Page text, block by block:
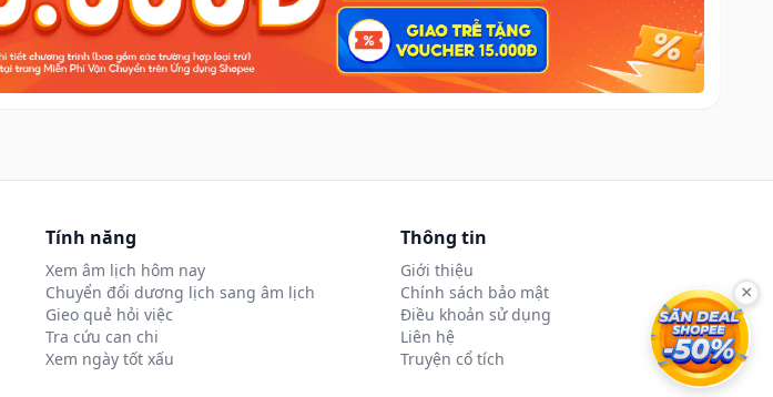
Tính năng
Xem âm lịch hôm nay
Chuyển đổi dương lịch sang âm lịch
Gieo quẻ hỏi việc
Tra cứu can chi
Xem ngày tốt xấu
Thông tin
Giới thiệu
Chính sách bảo mật
Điều khoản sử dụng
Liên hệ
Truyện cổ tích
×